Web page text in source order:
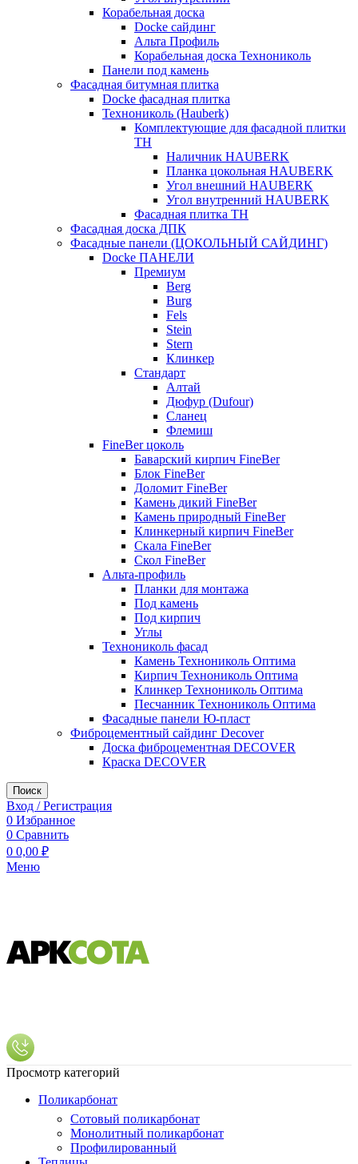
Корабельная доска
Docke сайдинг
Альта Профиль
Корабельная доска Технониколь
Панели под камень
Фасадная битумная плитка
Docke фасадная плитка
Технониколь (Hauberk)
Комплектующие для фасадной плитки
ТН
Наличник HAUBERK
Планка цокольная HAUBERK
Угол внешний HAUBERK
Угол внутренний HAUBERK
Фасадная плитка ТН
Фасадная доска ДПК
Фасадные панели (ЦОКОЛЬНЫЙ САЙДИНГ)
Docke ПАНЕЛИ
Премиум
Berg
Burg
Fels
Stein
Stern
Клинкер
Стандарт
Алтай
Дюфур (Dufour)
Сланец
Флемиш
FineBer цоколь
Баварский кирпич FineBer
Блок FineBer
Доломит FineBer
Камень дикий FineBer
Камень природный FineBer
Клинкерный кирпич FineBer
Скала FineBer
Скол FineBer
Альта-профиль
Планки для монтажа
Под камень
Под кирпич
Углы
Технониколь фасад
Камень Технониколь Оптима
Кирпич Технониколь Оптима
Клинкер Технониколь Оптима
Песчанник Технониколь Оптима
Фасадные панели Ю-пласт
Фиброцементный сайдинг Decover
Доска фиброцементная DECOVER
Краска DECOVER
Поиск
Вход / Регистрация
0 Избранное
0 Сравнить
0 0,00 ₽
Меню
Просмотр категорий
Поликарбонат
Сотовый поликарбонат
Монолитный поликарбонат
Профилированный